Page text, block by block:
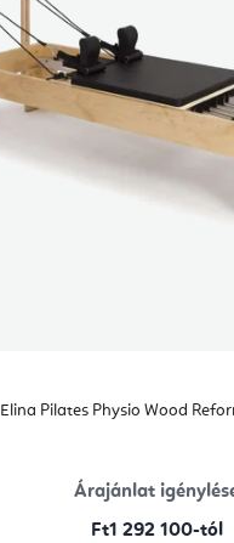
Elina Pilates Physio Wood
Árajánlat
Ft1 292 100-tól